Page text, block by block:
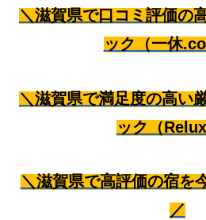
＼滋賀県で口コミ評価の
ック（一休
＼滋賀県で満足度の高い
ック（
＼滋賀県で高評価の宿を
／